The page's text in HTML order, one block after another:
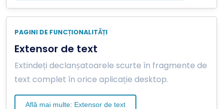
PAGINI DE FUNCȚIONALITĂȚI
Extensor de text
Extindeți declanșatoarele scurte în fragmente de
text complet în orice aplicație desktop.
Află mai multe: Extensor de text